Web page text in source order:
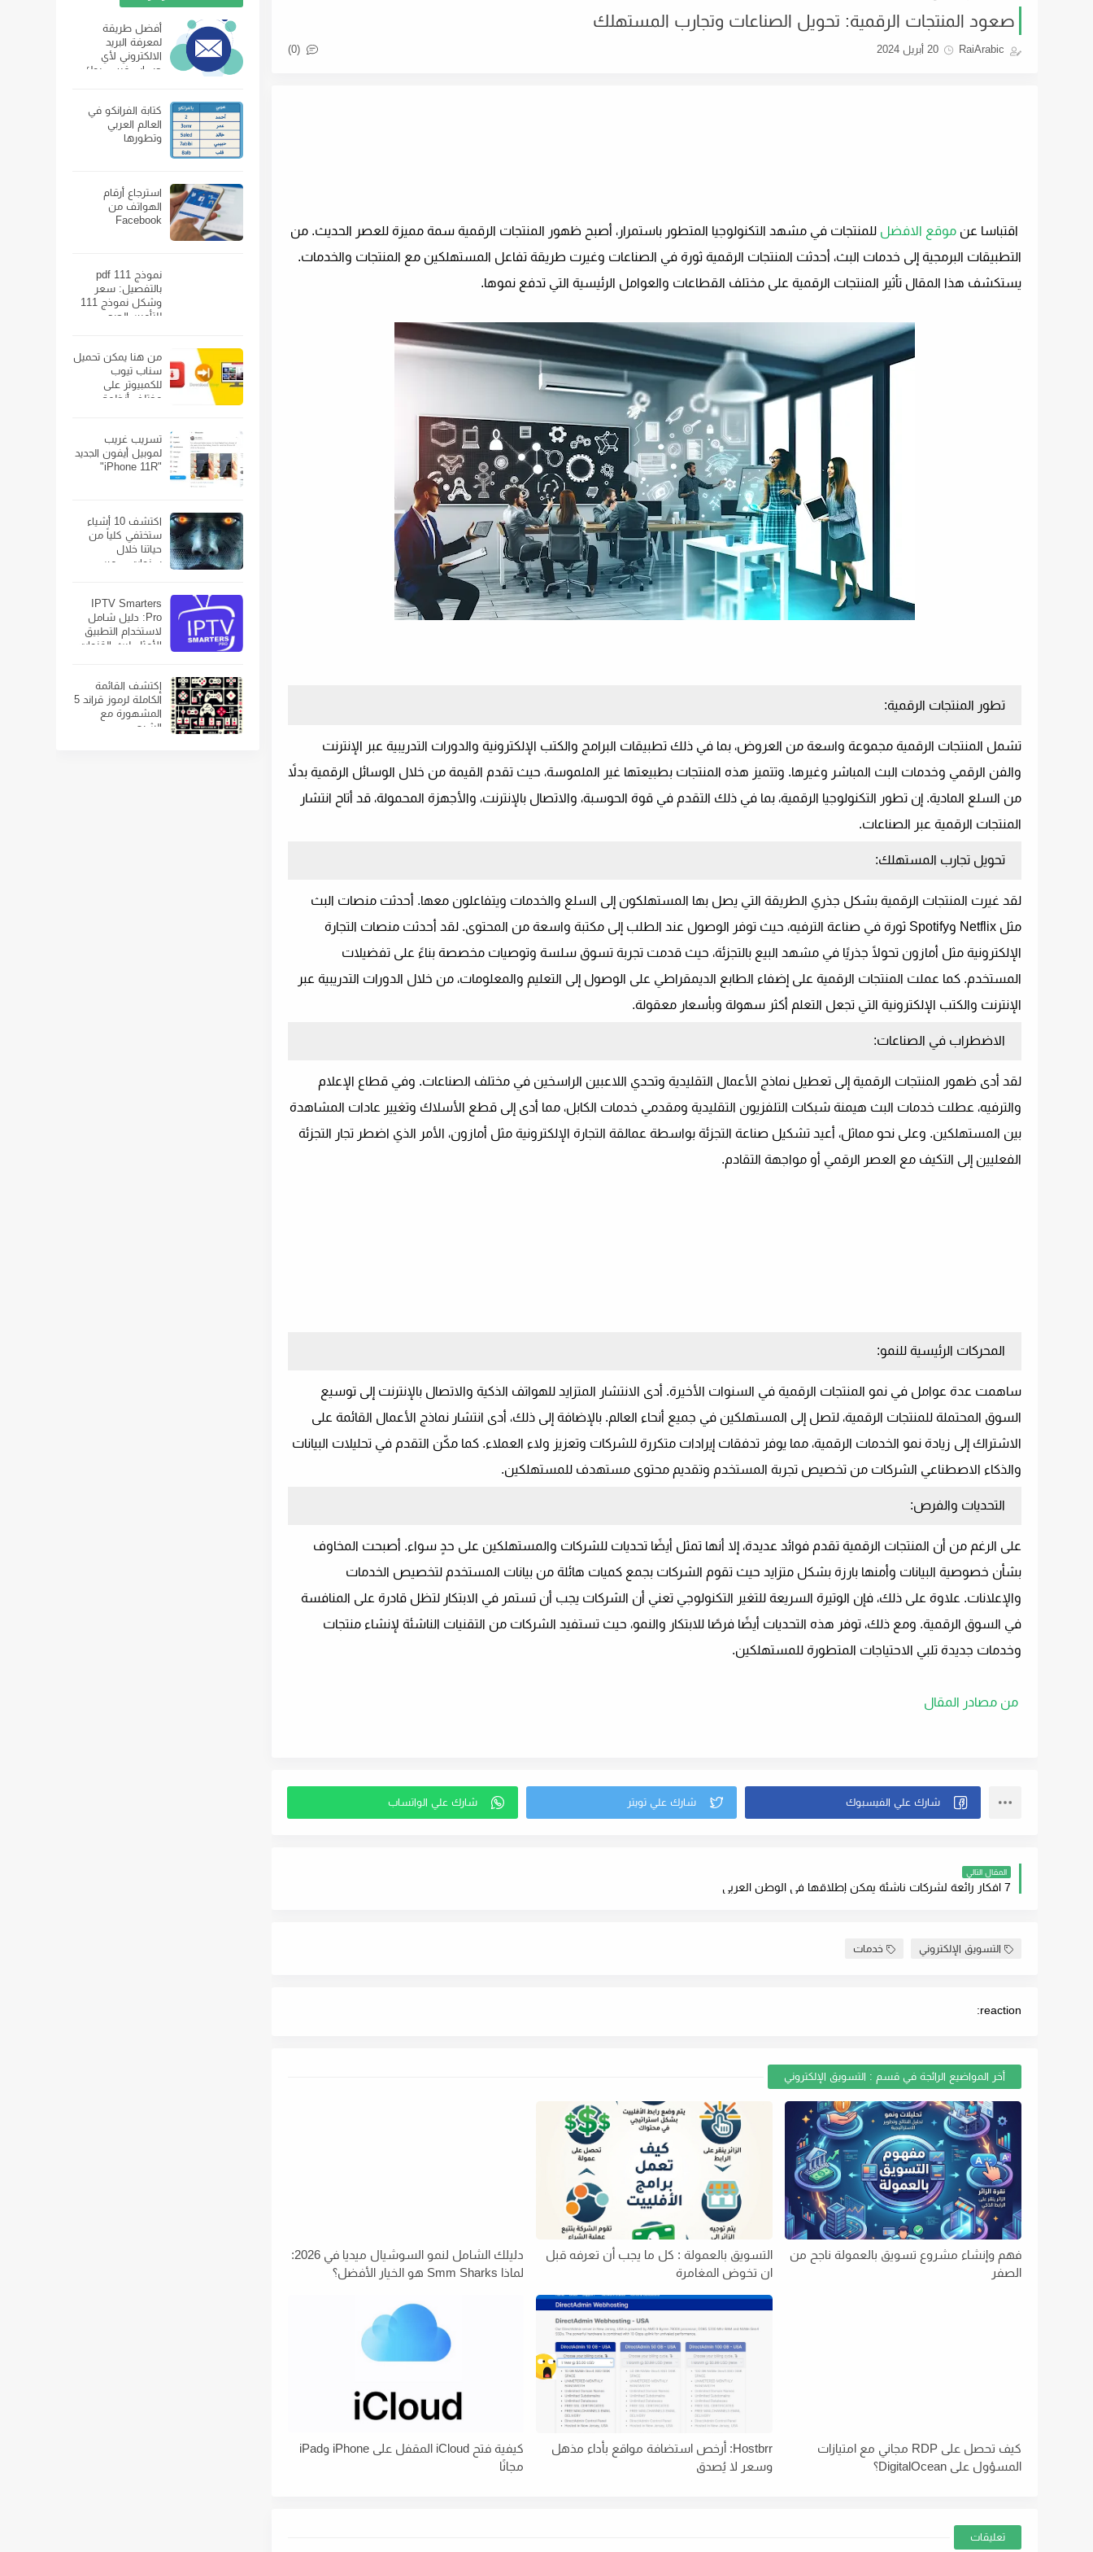
صعود المنتجات الرقمية: تحويل الصناعات وتجارب المستهلك
RaiArabic 20 أبريل 2024 (0)
اقتباسا عنموقع الافضل للمنتجات في مشهد التكنولوجيا المتطور باستمرار، أصبح ظهور المنتجات الرقمية سمة مميزة للعصر الحديث. من
التطبيقات البرمجية إلى خدمات البث، أحدثت المنتجات الرقمية ثورة في الصناعات وغيرت طريقة تفاعل المستهلكين مع المنتجات والخدمات.
يستكشف هذا المقال تأثير المنتجات الرقمية على مختلف القطاعات والعوامل الرئيسية التي تدفع نموها.
تطور المنتجات الرقمية:
تشمل المنتجات الرقمية مجموعة واسعة من العروض، بما في ذلك تطبيقات البرامج والكتب الإلكترونية والدورات التدريبية عبر الإنترنت
والفن الرقمي وخدمات البث المباشر وغيرها. وتتميز هذه المنتجات بطبيعتها غير الملموسة، حيث تقدم القيمة من خلال الوسائل الرقمية بدلاً
من السلع المادية. إن تطور التكنولوجيا الرقمية، بما في ذلك التقدم في قوة الحوسبة، والاتصال بالإنترنت، والأجهزة المحمولة، قد أتاح انتشار
المنتجات الرقمية عبر الصناعات.
تحويل تجارب المستهلك:
لقد غيرت المنتجات الرقمية بشكل جذري الطريقة التي يصل بها المستهلكون إلى السلع والخدمات ويتفاعلون معها. أحدثت منصات البث
مثل Netflix وSpotify ثورة في صناعة الترفيه، حيث توفر الوصول عند الطلب إلى مكتبة واسعة من المحتوى. لقد أحدثت منصات التجارة
الإلكترونية مثل أمازون تحولًا جذريًا في مشهد البيع بالتجزئة، حيث قدمت تجربة تسوق سلسة وتوصيات مخصصة بناءً على تفضيلات
المستخدم. كما عملت المنتجات الرقمية على إضفاء الطابع الديمقراطي على الوصول إلى التعليم والمعلومات، من خلال الدورات التدريبية عبر
الإنترنت والكتب الإلكترونية التي تجعل التعلم أكثر سهولة وبأسعار معقولة.
الاضطراب في الصناعات:
لقد أدى ظهور المنتجات الرقمية إلى تعطيل نماذج الأعمال التقليدية وتحدي اللاعبين الراسخين في مختلف الصناعات. وفي قطاع الإعلام
والترفيه، عطلت خدمات البث هيمنة شبكات التلفزيون التقليدية ومقدمي خدمات الكابل، مما أدى إلى قطع الأسلاك وتغيير عادات المشاهدة
بين المستهلكين. وعلى نحو مماثل، أعيد تشكيل صناعة التجزئة بواسطة عمالقة التجارة الإلكترونية مثل أمازون، الأمر الذي اضطر تجار التجزئة
الفعليين إلى التكيف مع العصر الرقمي أو مواجهة التقادم.
المحركات الرئيسية للنمو:
ساهمت عدة عوامل في نمو المنتجات الرقمية في السنوات الأخيرة. أدى الانتشار المتزايد للهواتف الذكية والاتصال بالإنترنت إلى توسيع
السوق المحتملة للمنتجات الرقمية، لتصل إلى المستهلكين في جميع أنحاء العالم. بالإضافة إلى ذلك، أدى انتشار نماذج الأعمال القائمة على
الاشتراك إلى زيادة نمو الخدمات الرقمية، مما يوفر تدفقات إيرادات متكررة للشركات وتعزيز ولاء العملاء. كما مكّن التقدم في تحليلات البيانات
والذكاء الاصطناعي الشركات من تخصيص تجربة المستخدم وتقديم محتوى مستهدف للمستهلكين.
التحديات والفرص:
على الرغم من أن المنتجات الرقمية تقدم فوائد عديدة، إلا أنها تمثل أيضًا تحديات للشركات والمستهلكين على حدٍ سواء. أصبحت المخاوف
بشأن خصوصية البيانات وأمنها بارزة بشكل متزايد حيث تقوم الشركات بجمع كميات هائلة من بيانات المستخدم لتخصيص الخدمات
والإعلانات. علاوة على ذلك، فإن الوتيرة السريعة للتغير التكنولوجي تعني أن الشركات يجب أن تستمر في الابتكار لتظل قادرة على المنافسة
في السوق الرقمية. ومع ذلك، توفر هذه التحديات أيضًا فرصًا للابتكار والنمو، حيث تستفيد الشركات من التقنيات الناشئة لإنشاء منتجات
وخدمات جديدة تلبي الاحتياجات المتطورة للمستهلكين.
من مصادر المقال
المقال التالي
7 افكار رائعة لشركات ناشئة يمكن إطلاقها في الوطن العربي
التسويق الإلكتروني خدمات
reaction:
أخر المواضيع الرائجة في قسم : التسويق الإلكتروني
فهم وإنشاء مشروع تسويق بالعمولة ناجح من
الصفر
التسويق بالعمولة : كل ما يجب أن تعرفه قبل
ان تخوض المغامرة
دليلك الشامل لنمو السوشيال ميديا في 2026:
لماذا Smm Sharks هو الخيار الأفضل؟
كيف تحصل على RDP مجاني مع امتيازات
المسؤول على DigitalOcean؟
Hostbrr: أرخص استضافة مواقع بأداء مذهل
وسعر لا يُصدق
كيفية فتح iCloud المقفل على iPhone وiPad
مجانًا
تعليقات
أفضل طريقة
لمعرفة البريد
الالكتروني لأي
حساب فيس بوك
كتابة الفرانكو في
العالم العربي
وتطورها
استرجاع أرقام
الهواتف من
Facebook
نموذج 111 pdf
بالتفصيل: سعر
وشكل نموذج 111
للتأمين الصحي
من هنا يمكن تحميل
سناب تيوب
للكمبيوتر على
مختلف أنظمة
تسريب غريب
لموبيل أيفون الجديد
"iPhone 11R"
اكتشف 10 أشياء
ستختفي كلياً من
حياتنا خلال
سنوات… من
IPTV Smarters
Pro: دليل شامل
لاستخدام التطبيق
الأمثل لبث القنوات
إكتشف القائمة
الكاملة لرموز قراند 5
المشهورة مع
الشرح